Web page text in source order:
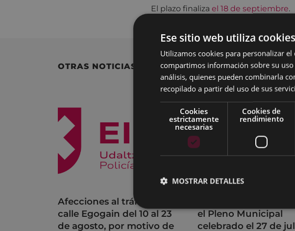
El plazo finaliza el 18 de septiembre.
OTRAS NOTICIAS
Afecciones al tráfico en la
calle Egogain del 10 al 23
de agosto, por motivo de
el Pleno Municipal
celebrado el 27 de
Ese sitio web utiliza cookies
Utilizamos cookies para personalizar
compartimos información sobre su
análisis, quienes pueden combinarla
recopilado a partir del uso de sus
Cookies
estrictamente
necesarias
Cookies de
rendimiento
MOSTRAR DETALLES